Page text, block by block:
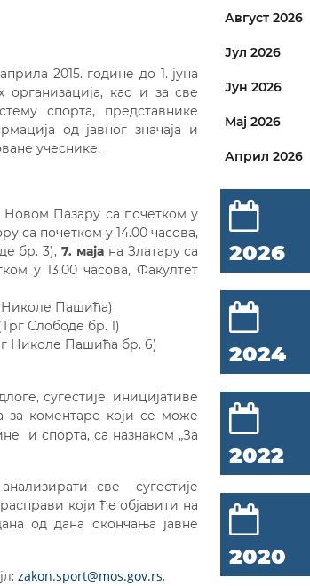
2015. године до 1. јуна
организација, као и за све
спорта, представнике
од јавног значаја и
учеснике.
Новом Пазару са почетком у
са почетком у 14.00 часова,
бр. 3),7. мајана Златару са
у 13.00 часова, Факултет
Николе Пашића)
Слободе бр. 1)
Николе Пашића бр. 6)
сугестије, иницијативе
за коментаре који се може
и спорта, са назнаком „За
све сугестије
који ће објавити на
од дана окончања јавне
zakon.sport@mos.gov.rs.
Август 2026
Јул 2026
Јун 2026
Мај 2026
Април 2026
2026
2024
2022
2020